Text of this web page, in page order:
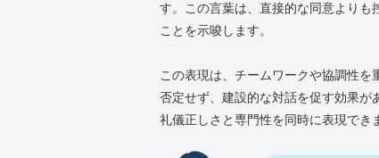
す。この言葉は、直接的な同意よりも
ことを示唆します。
この表現は、チームワークや協調性
否定せず、建設的な対話を促す効果が
礼儀正しさと専門性を同時に表現でき